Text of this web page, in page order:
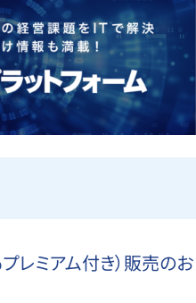
レミアム付き）販売のお